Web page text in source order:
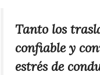
Tanto los
confiable y
estrés de